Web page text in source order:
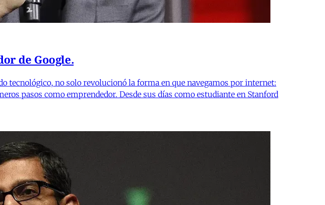
de Google.
tecnológico, no solo revolucionó la forma en que navegamos por internet:
pasos como emprendedor. Desde sus días como estudiante en Stanford